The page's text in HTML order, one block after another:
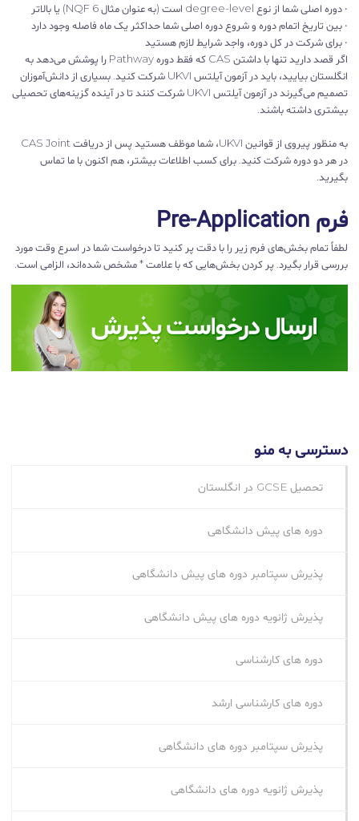
• دوره اصلی شما از نوع degree-level است (به عنوان مثال NQF 6) یا بالاتر
• بین تاریخ اتمام دوره و شروع دوره اصلی شما حداکثر یک ماه فاصله وجود دارد
• برای شرکت در کل دوره، واجد شرایط لازم هستید
اگر قصد دارید تنها با داشتن CAS که فقط دوره Pathway را پوشش می‌دهد به
انگلستان بیایید، باید در آزمون آیلتس UKVI شرکت کنید. بسیاری از دانش‌آموزان
تصمیم می‌گیرند در آزمون آیلتس UKVI شرکت کنند تا در آینده گزینه‌های تحصیلی
بیشتری داشته باشند.
به منظور پیروی از قوانین UKVI، شما موظف هستید پس از دریافت CAS Joint
در هر دو دوره شرکت کنید. برای کسب اطلاعات بیشتر، هم اکنون با ما تماس
بگیرید.
فرم Pre-Application
لطفاً تمام بخش‌های فرم زیر را با دقت پر کنید تا درخواست شما در اسرع وقت مورد
بررسی قرار بگیرد. پر کردن بخش‌هایی که با علامت * مشخص شده‌اند، الزامی است.
دسترسی به منو
تحصیل GCSE در انگلستان
دوره های پیش دانشگاهی
پذیرش سپتامبر دوره های پیش دانشگاهی
پذیرش ژانویه دوره های پیش دانشگاهی
دوره های کارشناسی
دوره های کارشناسی ارشد
پذیرش سپتامبر دوره‌ های دانشگاهی
پذیرش ژانویه دوره‌ های دانشگاهی